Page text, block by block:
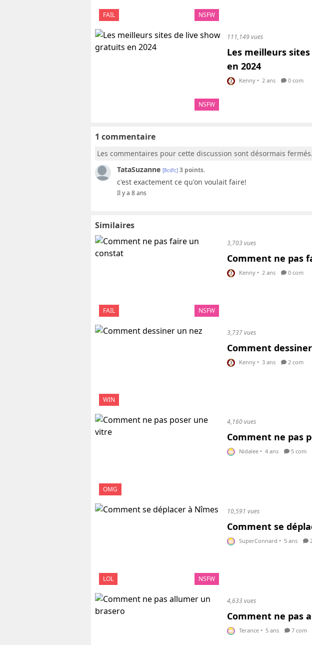
FAIL NSFW
NSFW
111,149 vues
Les meilleurs
en 2024
Kenny • 2 ans 0 com
1 commentaire
Les commentaires pour cette discussion sont désormais fermés.
TataSuzanne [8cd!c] 3 points.
c'est exactement ce qu'on voulait faire!
Il y a 8 ans
Similaires
FAIL NSFW
3,703 vues
Comment ne pas
Kenny • 2 ans 0 com
WIN
3,737 vues
Comment
Kenny • 3 ans 2 com
OMG
4,160 vues
Comment ne pas
Nidalee • 4 ans 5 com
LOL NSFW
10,591 vues
Comment se
SuperConnard • 5 ans
4,633 vues
Comment ne pas
Terance • 5 ans 7 com